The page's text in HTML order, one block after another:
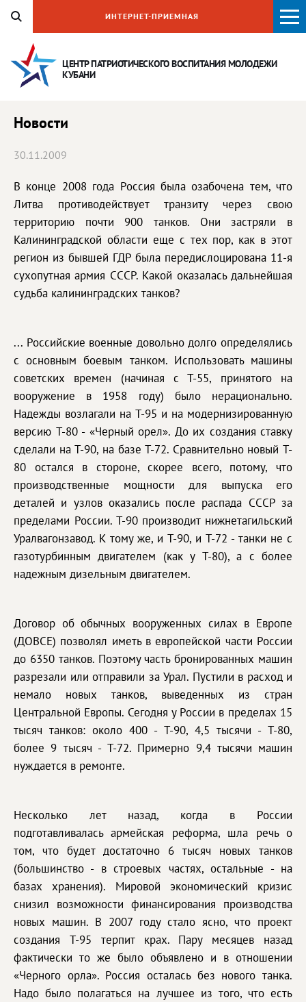
ЦЕНТР ПАТРИОТИЧЕСКОГО ВОСПИТАНИЯМОЛОДЕЖИ
КУБАНИ
ИНТЕРНЕТ-ПРИЕМНАЯ
Новости
30.11.2009
В конце 2008 года Россия была озабочена тем, что
Литва противодействует транзиту через свою
территорию почти 900 танков. Они застряли в
Калининградской области еще с тех пор, как в этот
регион из бывшей ГДР была передислоцирована 11-я
сухопутная армия СССР. Какой оказалась дальнейшая
судьба калининградских танков?
... Российские военные довольно долго определялись
с основным боевым танком. Использовать машины
советских времен (начиная с Т-55, принятого на
вооружение в 1958 году) было нерационально.
Надежды возлагали на T-95 и на модернизированную
версию T-80 - «Черный орел». До их создания ставку
сделали на T-90, на базе T-72. Сравнительно новый T-
80 остался в стороне, скорее всего, потому, что
производственные мощности для выпуска его
деталей и узлов оказались после распада СССР за
пределами России. Т-90 производит нижнетагильский
Уралвагонзавод. К тому же, и T-90, и T-72 - танки не с
газотурбинным двигателем (как у T-80), а с более
надежным дизельным двигателем.
Договор об обычных вооруженных силах в Европе
(ДОВСЕ) позволял иметь в европейской части России
до 6350 танков. Поэтому часть бронированных машин
разрезали или отправили за Урал. Пустили в расход и
немало новых танков, выведенных из стран
Центральной Европы. Сегодня у России в пределах 15
тысяч танков: около 400 - T-90, 4,5 тысячи - T-80,
более 9 тысяч - T-72. Примерно 9,4 тысячи машин
нуждается в ремонте.
Несколько лет назад, когда в России
подготавливалась армейская реформа, шла речь о
том, что будет достаточно 6 тысяч новых танков
(большинство - в строевых частях, остальные - на
базах хранения). Мировой экономический кризис
снизил возможности финансирования производства
новых машин. В 2007 году стало ясно, что проект
создания T-95 терпит крах. Пару месяцев назад
фактически то же было объявлено и в отношении
«Черного орла». Россия осталась без нового танка.
Надо было полагаться на лучшее из того, что есть